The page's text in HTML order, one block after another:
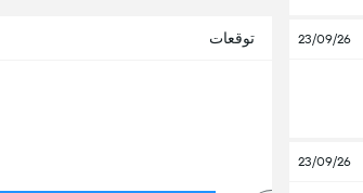
23/09/26
23/09/26
توقعات